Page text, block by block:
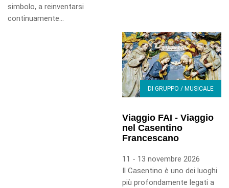
simbolo, a reinventarsi
continuamente...
DI GRUPPO / MUSICALE
Viaggio FAI - Viaggio
nel Casentino
Francescano
11 - 13 novembre 2026
Il Casentino è uno dei luoghi
più profondamente legati a